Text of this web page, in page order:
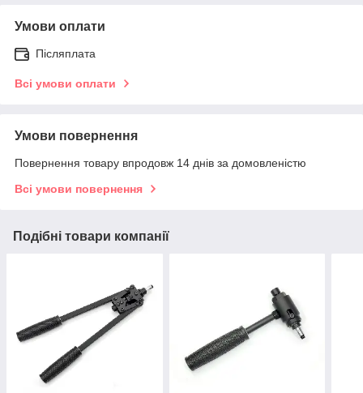
Умови оплати
Післяплата
Всі умови оплати
Умови повернення
Повернення товару впродовж 14 днів за домовленістю
Всі умови повернення
Подібні товари компанії